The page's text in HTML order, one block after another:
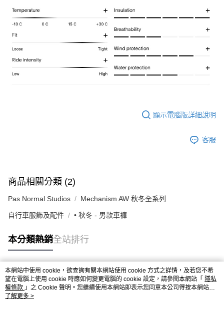
顯示電腦版詳細說明
客服
商品相關分類 (2)
Pas Normal Studios Mechanism AW 秋冬全系列
自行車服飾及配件 • 秋冬 - 男款車褲
本分類熱銷全站排行
熱門標籤
本網站中使用 cookie，欲查詢有關本網站使用 cookie 方式之詳情，及若您不希
望在電腦上使用 cookie 時應如何變更電腦的 cookie 設定，請參閱本網站「 隱私
權條款 」之 Cookie 聲明。您繼續使用本網站即表示您同意本公司得按本網站使
用條款之 Cookie 聲明使用 cookie。
了解更多 >